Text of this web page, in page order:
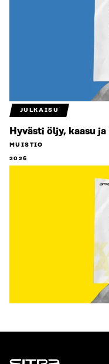
JULKAISU
Hyvästi öljy, kaasu
MUISTIO
2026